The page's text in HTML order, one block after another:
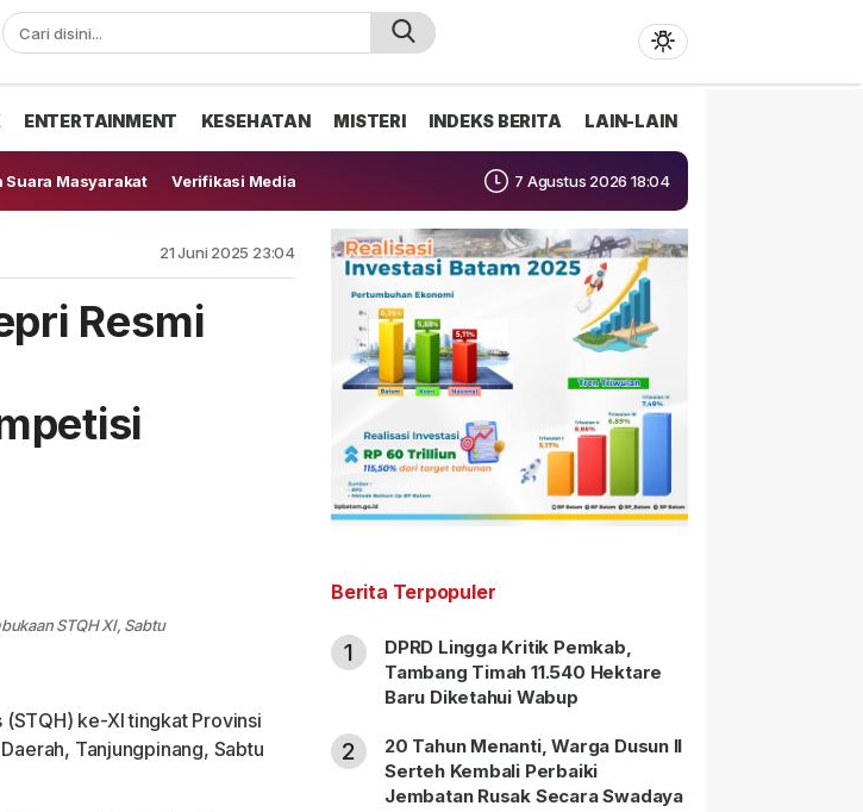
ENTERTAINMENT KESEHATAN MISTERI INDEKS BERITA LAIN-LAIN
Suara Masyarakat Verifikasi Media 7 Agustus 2026 18:04
21 Juni 2025 23:04
Resmi
STQH XI, Sabtu
ke-XI tingkat Provinsi
Tanjungpinang, Sabtu
Berita Terpopuler
1
DPRD Lingga Kritik Pemkab,
Tambang Timah 11.540 Hektare
Baru Diketahui Wabup
2
20 Tahun Menanti, Warga Dusun II
Serteh Kembali Perbaiki
Jembatan Rusak Secara Swadaya